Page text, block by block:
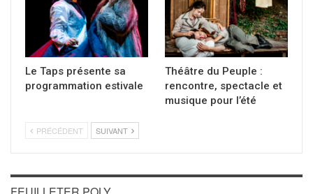
Le Taps présente sa
programmation estivale
Théâtre du Peuple :
rencontre, spectacle et
musique pour l’été
PRÉCÉDENT SUIVANT